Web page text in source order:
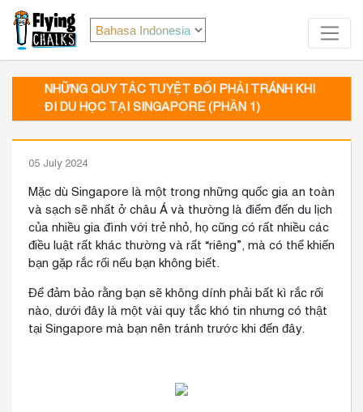
NHỮNG QUY TẮC TUYỆT ĐỐI PHẢI TRÁNH KHI
ĐI DU HỌC TẠI SINGAPORE (PHẦN 1)
05 July 2024
Mặc dù Singapore là một trong những quốc gia an toàn
và sạch sẽ nhất ở châu Á và thường là điểm đến du lịch
của nhiều gia đình với trẻ nhỏ, họ cũng có rất nhiều các
điều luật rất khác thường và rất “riêng”, mà có thể khiến
bạn gặp rắc rối nếu bạn không biết.
Để đảm bảo rằng bạn sẽ không dính phải bất kì rắc rối
nào, dưới đây là một vài quy tắc khó tin nhưng có thật
tại Singapore mà bạn nên tránh trước khi đến đây.